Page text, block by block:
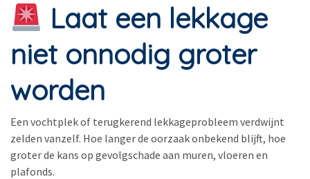
Laat een lekkage
niet onnodig groter
worden
Een vochtplek of terugkerend lekkageprobleem verdwijnt
zelden vanzelf. Hoe langer de oorzaak onbekend blijft, hoe
groter de kans op gevolgschade aan muren, vloeren en
plafonds.